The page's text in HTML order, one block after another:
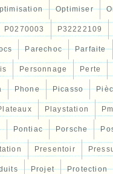
Optimiser
P0270003 P32222109
Parechoc Parfaite
Personnage Perte
Phone Picasso
Playstation
Pontiac Porsche
Presentoir
Projet Protection